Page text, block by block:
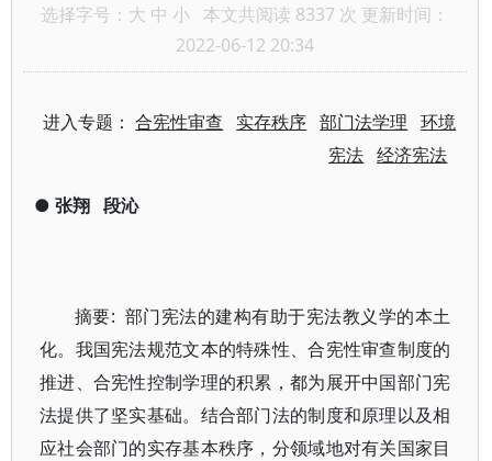
选择字号： 大 中 小 本文共阅读 8337 次 更新时间：
2022-06-12 20:34
进入专题：合宪性审查 实存秩序 部门法学理
环境
宪法 经济宪法
● 张翔 段沁
摘要: 部门宪法的建构有助于宪法教义学的本土
化。我国宪法规范文本的特殊性、合宪性审查制度的
推进、合宪性控制学理的积累，都为展开中国部门宪
法提供了坚实基础。结合部门法的制度和原理以及相
应社会部门的实存基本秩序，分领域地对有关国家目